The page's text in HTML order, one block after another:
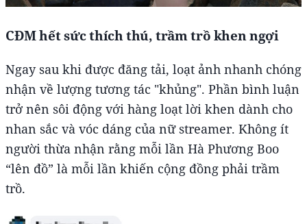
CĐM hết sức thích thú, trầm trồ khen ngợi
Ngay sau khi được đăng tải, loạt ảnh nhanh chóng
nhận về lượng tương tác "khủng". Phần bình luận
trở nên sôi động với hàng loạt lời khen dành cho
nhan sắc và vóc dáng của nữ streamer. Không ít
người thừa nhận rằng mỗi lần Hà Phương Boo
“lên đồ” là mỗi lần khiến cộng đồng phải trầm
trồ.